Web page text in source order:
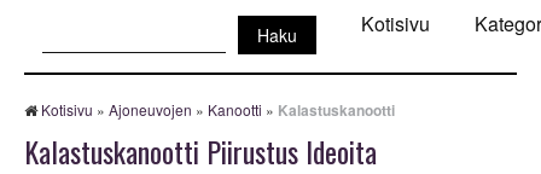
Kotisivu
Kotisivu » Ajoneuvojen » Kanootti » Kalastuskanootti
Kalastuskanootti Piirustus Ideoita